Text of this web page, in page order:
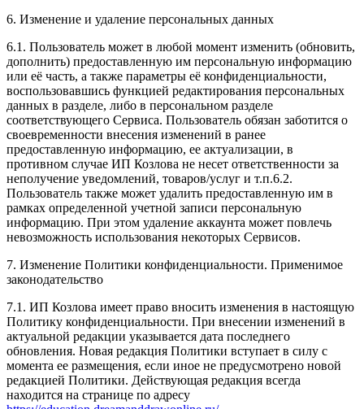
6. Изменение и удаление персональных данных
6.1. Пользователь может в любой момент изменить (обновить,
дополнить) предоставленную им персональную информацию
или её часть, а также параметры её конфиденциальности,
воспользовавшись функцией редактирования персональных
данных в разделе, либо в персональном разделе
соответствующего Сервиса. Пользователь обязан заботится о
своевременности внесения изменений в ранее
предоставленную информацию, ее актуализации, в
противном случае ИП Козлова не несет ответственности за
неполучение уведомлений, товаров/услуг и т.п.6.2.
Пользователь также может удалить предоставленную им в
рамках определенной учетной записи персональную
информацию. При этом удаление аккаунта может повлечь
невозможность использования некоторых Сервисов.
7. Изменение Политики конфиденциальности. Применимое
законодательство
7.1. ИП Козлова имеет право вносить изменения в настоящую
Политику конфиденциальности. При внесении изменений в
актуальной редакции указывается дата последнего
обновления. Новая редакция Политики вступает в силу с
момента ее размещения, если иное не предусмотрено новой
редакцией Политики. Действующая редакция всегда
находится на странице по адресу